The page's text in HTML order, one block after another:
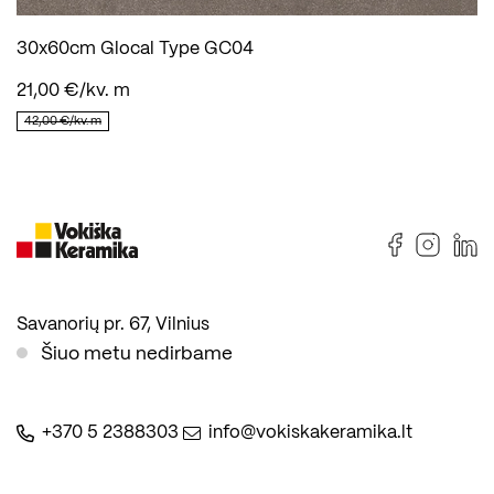
30x60cm Glocal Type GC04
21,00 €/kv. m
42,00 €/kv. m
Savanorių pr. 67, Vilnius
Šiuo metu nedirbame
+370 5 2388303 info@vokiskakeramika.lt